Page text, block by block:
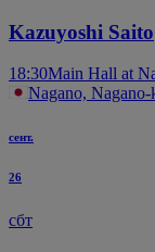
Kazuyoshi Saito
18:30Main Hall at
Nagano,
сент.
26
сбт